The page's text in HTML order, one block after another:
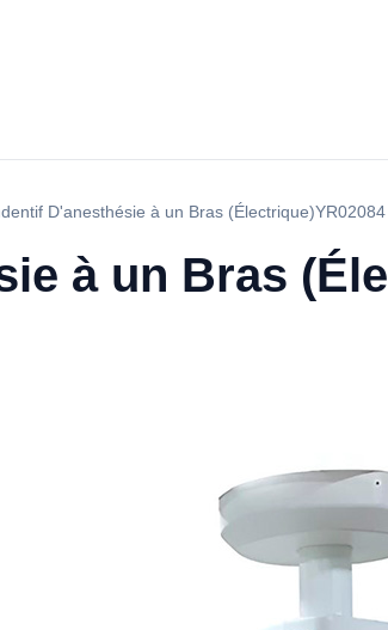
D'anesthésie à un Bras (Électrique)YR02084
à un Bras